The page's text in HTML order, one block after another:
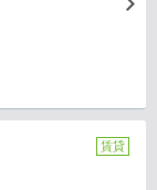
賃貸